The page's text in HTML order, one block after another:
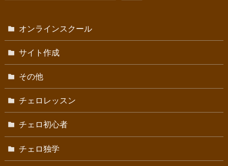
オンラインスクール
サイト作成
その他
チェロレッスン
チェロ初心者
チェロ独学